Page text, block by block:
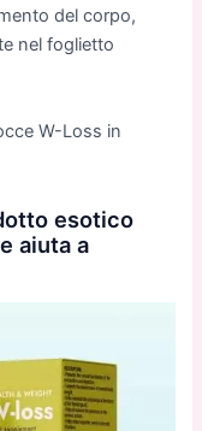
del corpo,
nel foglietto
W-Loss in
esotico
aiuta a